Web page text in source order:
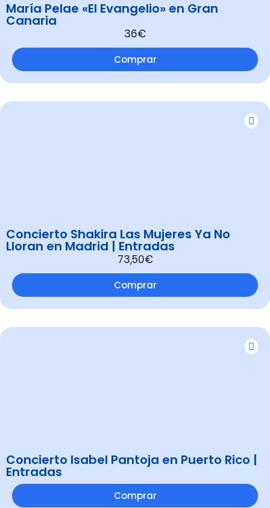
María Pelae «El Evangelio» en Gran
Canaria
36€
Comprar
Concierto Shakira Las Mujeres Ya No
Lloran en Madrid | Entradas
73,50€
Comprar
Concierto Isabel Pantoja en Puerto Rico |
Entradas
Comprar